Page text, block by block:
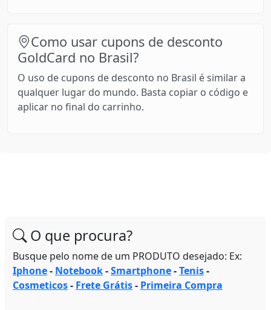
Como usar cupons de desconto
GoldCard no Brasil?
O uso de cupons de desconto no Brasil é similar a
qualquer lugar do mundo. Basta copiar o código e
aplicar no final do carrinho.
O que procura?
Busque pelo nome de um PRODUTO desejado: Ex:
Iphone- Notebook-Smartphone-Tenis-
Cosmeticos- Frete Grátis- Primeira Compra